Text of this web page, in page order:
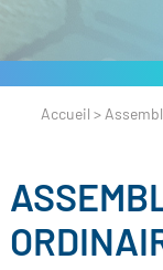
Accueil >